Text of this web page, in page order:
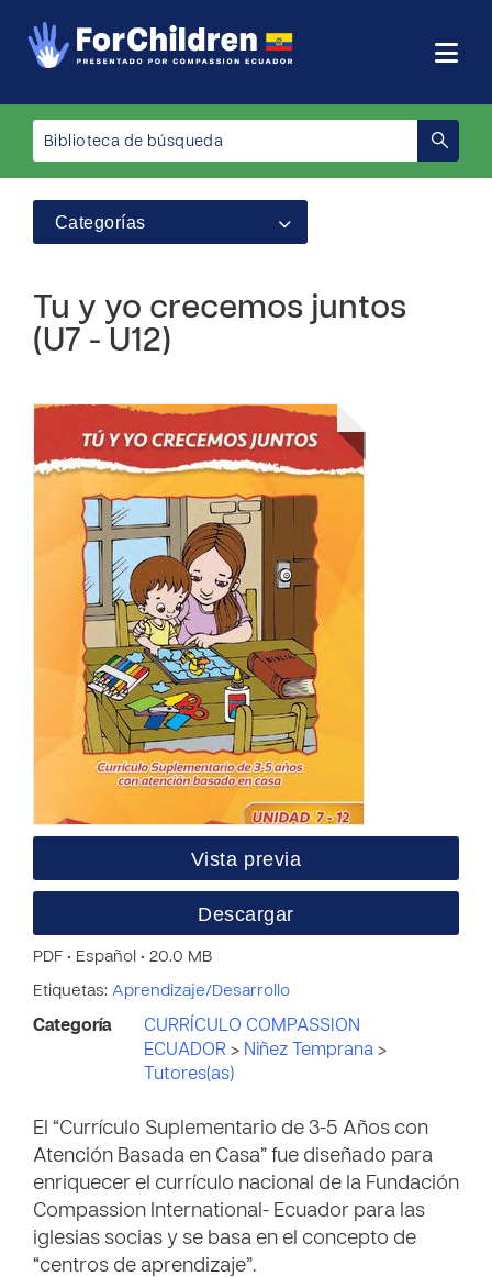
Categorías
Tu y yo crecemos juntos
(U7 - U12)
Vista previa
Descargar
PDF • Español • 20.0 MB
Etiquetas: Aprendizaje/Desarrollo
Categoría
CURRÍCULO COMPASSION
ECUADOR > Niñez Temprana >
Tutores(as)
El “Currículo Suplementario de 3-5 Años con
Atención Basada en Casa” fue diseñado para
enriquecer el currículo nacional de la Fundación
Compassion International- Ecuador para las
iglesias socias y se basa en el concepto de
“centros de aprendizaje”.